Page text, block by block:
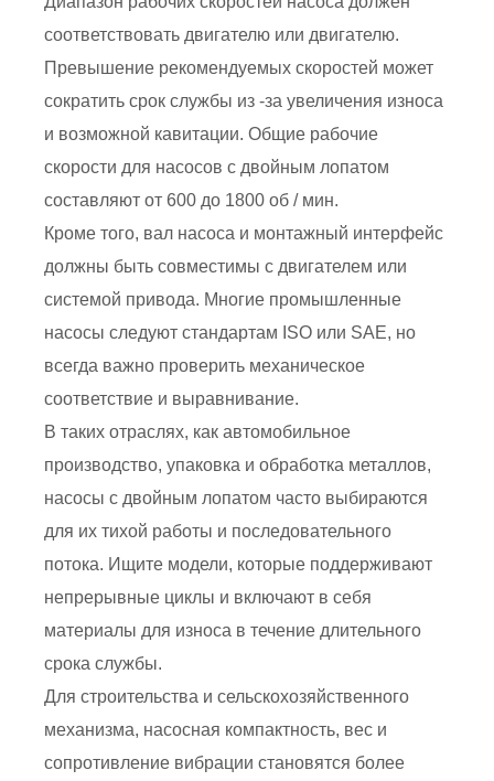
соответствовать двигателю или двигателю.
Превышение рекомендуемых скоростей может
сократить срок службы из -за увеличения износа
и возможной кавитации. Общие рабочие
скорости для насосов с двойным лопатом
составляют от 600 до 1800 об / мин.
Кроме того, вал насоса и монтажный интерфейс
должны быть совместимы с двигателем или
системой привода. Многие промышленные
насосы следуют стандартам ISO или SAE, но
всегда важно проверить механическое
соответствие и выравнивание.
В таких отраслях, как автомобильное
производство, упаковка и обработка металлов,
насосы с двойным лопатом часто выбираются
для их тихой работы и последовательного
потока. Ищите модели, которые поддерживают
непрерывные циклы и включают в себя
материалы для износа в течение длительного
срока службы.
Для строительства и сельскохозяйственного
механизма, насосная компактность, вес и
сопротивление вибрации становятся более